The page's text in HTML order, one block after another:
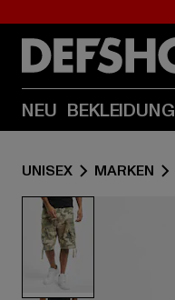
NEU BEKLEIDUNG
UNISEX MARKEN